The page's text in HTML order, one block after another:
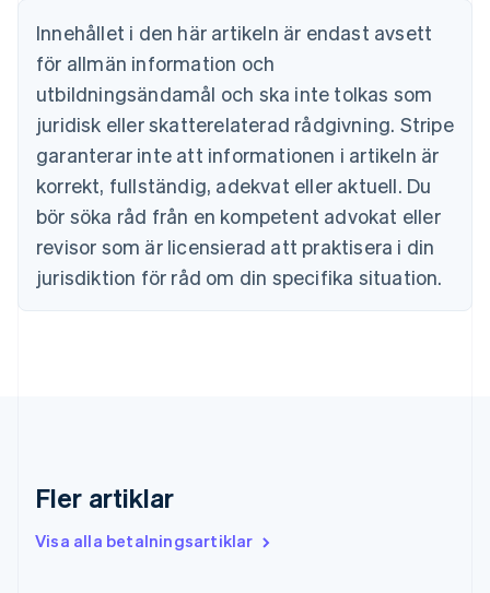
Innehållet i den här artikeln är endast avsett
för allmän information och
utbildningsändamål och ska inte tolkas som
juridisk eller skatterelaterad rådgivning. Stripe
garanterar inte att informationen i artikeln är
korrekt, fullständig, adekvat eller aktuell. Du
bör söka råd från en kompetent advokat eller
revisor som är licensierad att praktisera i din
jurisdiktion för råd om din specifika situation.
Fler artiklar
Visa alla betalningsartiklar
Bulgarien
English
Cypern
English
Danmark
English
Estland
Fastlandskina
简体中文English
Finland
English Svenska
Frankrike
简体中文
Indien
Irland